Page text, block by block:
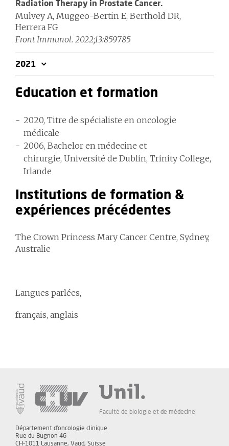
Radiation Therapy in Prostate Cancer.
Mulvey A, Muggeo-Bertin E, Berthold DR,
Herrera FG
Front Immunol. 2022;13:859785
2021
Education et formation
2020, Titre de spécialiste en oncologie
médicale
2006, Bachelor en médecine et
chirurgie, Université de Dublin, Trinity College,
Irlande
Institutions de formation &
expériences précédentes
The Crown Princess Mary Cancer Centre, Sydney,
Australie
Langues parlées,
français, anglais
Faculté de biologie et de médecine
Département d'oncologie clinique
Rue du Bugnon 46
CH-1011 Lausanne, Vaud, Suisse